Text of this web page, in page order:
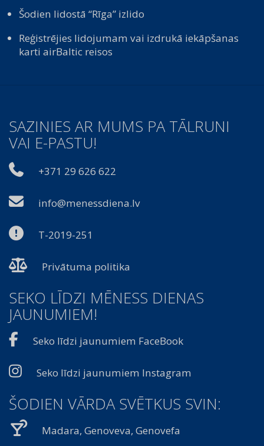
Šodien lidostā “Rīga” izlido
Reģistrējies lidojumam vai izdrukā iekāpšanas
karti airBaltic reisos
SAZINIES AR MUMS PA TĀLRUNI
VAI E-PASTU!
+371 29 626 622
info@menessdiena.lv
T-2019-251
Privātuma politika
SEKO LĪDZI MĒNESS DIENAS
JAUNUMIEM!
Seko līdzi jaunumiem FaceBook
Seko līdzi jaunumiem Instagram
ŠODIEN VĀRDA SVĒTKUS SVIN:
Madara, Genoveva, Genovefa